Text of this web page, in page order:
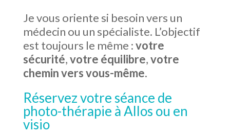
Je vous oriente si besoin vers un
médecin ou un spécialiste. L’objectif
est toujours le même :votre
sécurité,votre équilibre,votre
chemin vers vous-même.
Réservez votre séance de
photo-thérapie à Allos ou en
visio